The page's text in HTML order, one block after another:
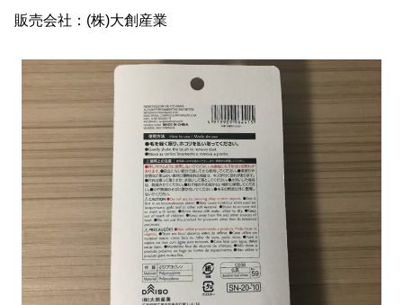
販売会社：(株)大創産業